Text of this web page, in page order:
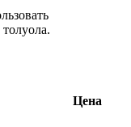
Цена